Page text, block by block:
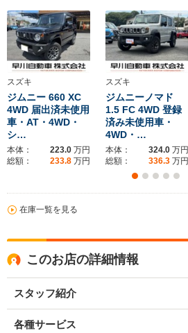
スズキ
ジムニー 660 XC
4WD 届出済未使用
車・AT・4WD・
シ…
本体： 223.0 万円
総額：
233.8 万円
スズキ
ジムニーノマド
1.5 FC 4WD 登録
済み未使用車・
4WD・…
本体： 324.0 万円
総額：
336.3 万円
在庫一覧を見る
このお店の詳細情報
スタッフ紹介
各種サービス